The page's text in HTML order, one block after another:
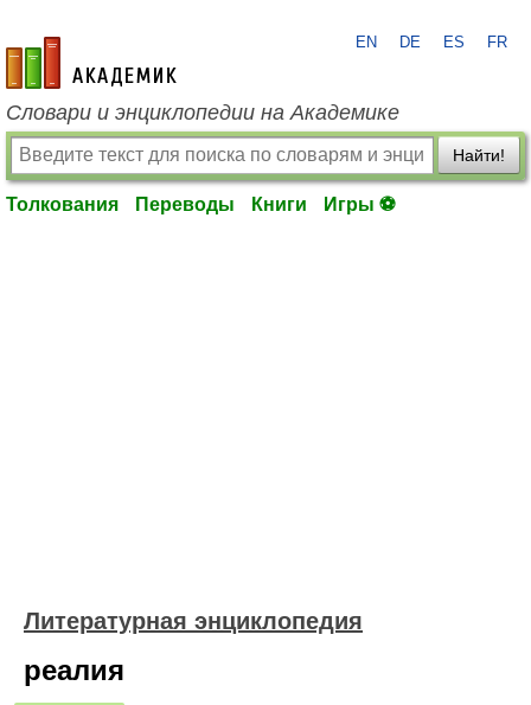
academic.ru
EN DE ES FR
Словари и энциклопедии на Академике
Найти!
Толкования Переводы Книги Игры ⚽
Литературная энциклопедия
реалия